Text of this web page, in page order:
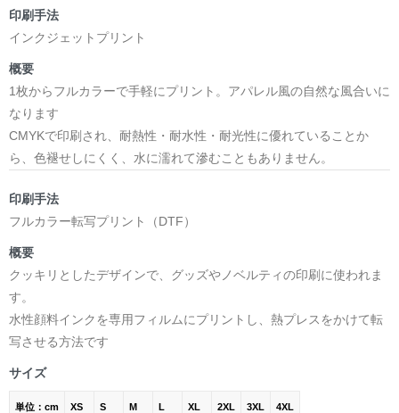
印刷手法
インクジェットプリント
概要
1枚からフルカラーで手軽にプリント。アパレル風の自然な風合いに
なります
CMYKで印刷され、耐熱性・耐水性・耐光性に優れていることか
ら、色褪せしにくく、水に濡れて滲むこともありません。
印刷手法
フルカラー転写プリント（DTF）
概要
クッキリとしたデザインで、グッズやノベルティの印刷に使われま
す。
水性顔料インクを専用フィルムにプリントし、熱プレスをかけて転
写させる方法です
サイズ
単位：cm XS S M L XL 2XL 3XL 4XL